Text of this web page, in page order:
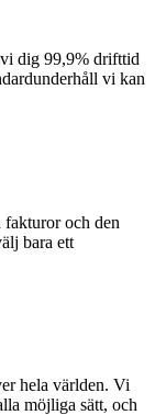
dig 99,9% drifttid
vi kan
fakturor och den
bara ett
hela världen. Vi
möjliga sätt, och